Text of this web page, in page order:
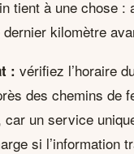
tient à une chose :
kilomètre
: vérifiez l’horaire
des chemins de
car un service
si l’information